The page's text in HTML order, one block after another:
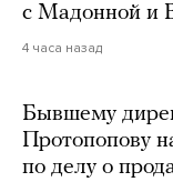
с Мадонной и
4 часа назад
Бывшему
Протопопову
по делу о